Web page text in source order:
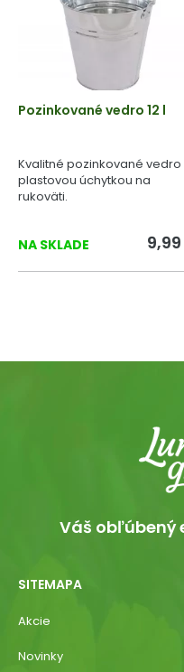
Pozinkované vedro 12 l
Kvalitné pozinkované vedro
plastovou úchytkou na
rukoväti.
NA SKLADE
Váš obľúbený
SITEMAPA
Akcie
Novinky